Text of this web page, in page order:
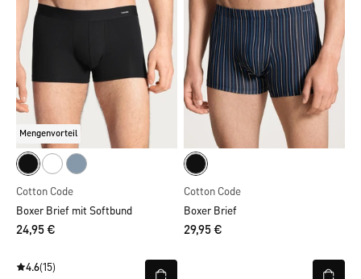
Mengenvorteil
Cotton Code
Boxer Brief mit Softbund
24,95 €
4.6(15)
Cotton Code
Boxer Brief
29,95 €